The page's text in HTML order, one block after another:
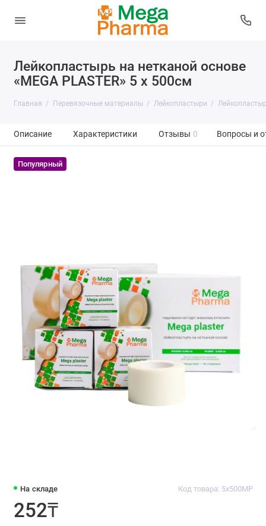
Лейкопластырь на нетканой основе
«MEGA PLASTER» 5 х 500см
Главная Перевязочные материалы Лейкопластыри
Описание Характеристики Отзывы 0 Вопросы и
Популярный
На складе Код товара: 5х500MP
252₸